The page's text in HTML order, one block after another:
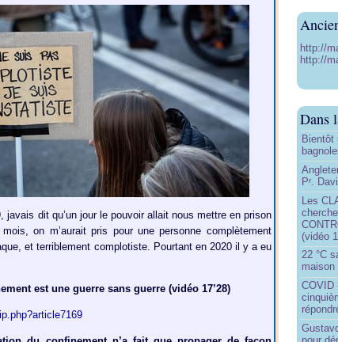
javais dit qu’un jour le pouvoir allait nous mettre en prison
on m’aurait pris pour une personne complètement
et terriblement complotiste. Pourtant en 2020 il y a eu
est une guerre sans guerre (vidéo 17’28)
http://
http://
Dans
Bientôt
Pr
.
Les
(vidéo
22 °C
maison
COVID